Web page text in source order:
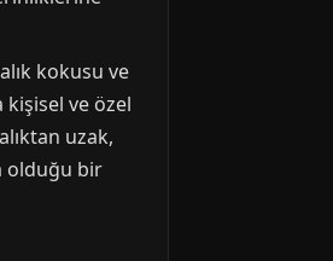
kokusu ve
ve özel
uzak,
olduğu bir